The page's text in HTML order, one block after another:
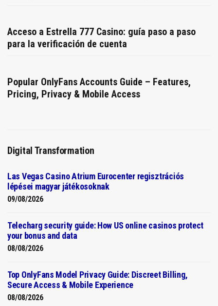
Acceso a Estrella 777 Casino: guía paso a paso
para la verificación de cuenta
Popular OnlyFans Accounts Guide – Features,
Pricing, Privacy & Mobile Access
Digital Transformation
Las Vegas Casino Atrium Eurocenter regisztrációs
lépései magyar játékosoknak
09/08/2026
Telecharg security guide: How US online casinos protect
your bonus and data
08/08/2026
Top OnlyFans Model Privacy Guide: Discreet Billing,
Secure Access & Mobile Experience
08/08/2026